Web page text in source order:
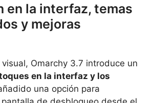
en la interfaz, temas
y mejoras
Omarchy 3.7 introduce un
en la interfaz y los
una opción para